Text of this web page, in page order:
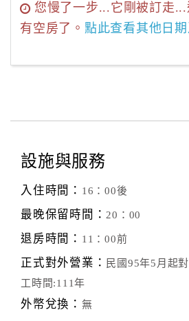
您慢了一步...它剛被訂走
有空房了。 點此查看其他日
設施與服務
入住時間： 16：00後
最晚保留時間：20：00
退房時間： 11：00前
正式對外營業：
民國95年5月起
工時間:111年
外幣兌換： 無